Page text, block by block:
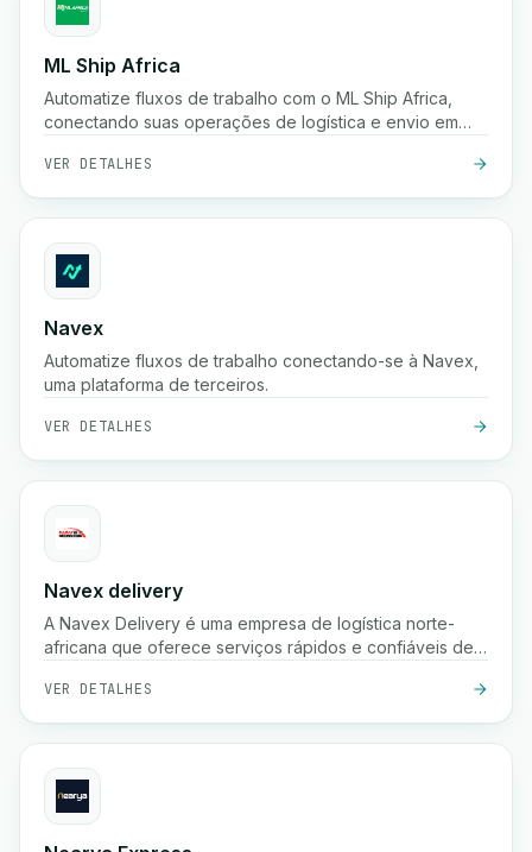
ML Ship Africa
Automatize fluxos de trabalho com o ML Ship Africa,
conectando suas operações de logística e envio em
VER DETALHES
Navex
Automatize fluxos de trabalho conectando-se à Navex,
uma plataforma de terceiros.
VER DETALHES
Navex delivery
A Navex Delivery é uma empresa de logística norte-
africana que oferece serviços rápidos e confiáveis de
nacional e rastreamento em tempo real para e-
commerce e empresas.
VER DETALHES